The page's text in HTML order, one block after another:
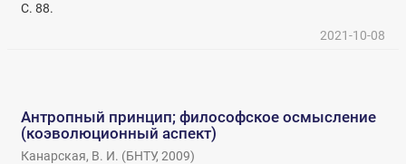
С. 88.
2021-10-08
Антропный принцип; философское осмысление
(коэволюционный аспект)
Канарская, В. И. (БНТУ,2009)